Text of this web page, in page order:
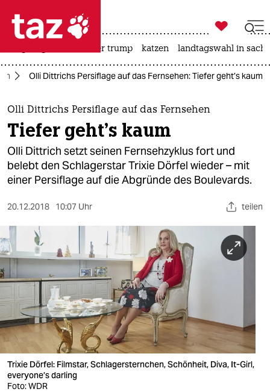
 taz zahl ich
taz zahl ich
themen
politik
öko
gesellschaft
sport
berlin
nord
wahrheit
verlag
verlag

taz zahl ich
usa unter trump katzen landtagswahl in
Olli Dittrichs Persiflage auf das Fernsehen: Tiefer geht’s kaum
Olli Dittrichs Persiflage auf das Fernsehen
Tiefer geht’s kaum
Olli Dittrich setzt seinen Fernsehzyklus fort und
belebt den Schlagerstar Trixie Dörfel wieder – mit
einer Persiflage auf die Abgründe des Boulevards.
20.12.2018 10:07 Uhr teilen
Trixie Dörfel: Filmstar, Schlagersternchen, Schönheit, Diva, It-Girl,
everyone’s darling
Foto: WDR